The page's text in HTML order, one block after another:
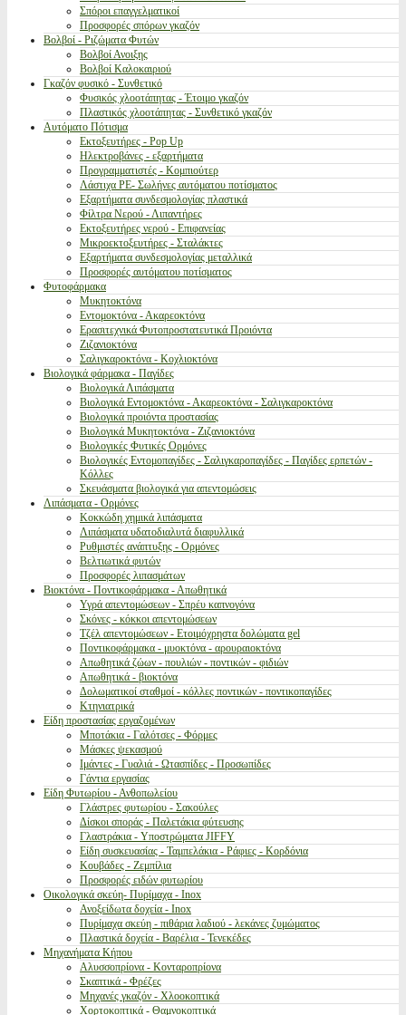
Σπόροι επαγγελματικοί
Προσφορές σπόρων γκαζόν
Βολβοί - Ριζώματα Φυτών
Βολβοί Ανοιξης
Βολβοί Καλοκαιριού
Γκαζόν φυσικό - Συνθετικό
Φυσικός χλοοτάπητας - Έτοιμο γκαζόν
Πλαστικός χλοοτάπητας - Συνθετικό γκαζόν
Αυτόματο Πότισμα
Εκτοξευτήρες - Pop Up
Ηλεκτροβάνες - εξαρτήματα
Προγραμματιστές - Κομπιούτερ
Λάστιχα PE- Σωλήνες αυτόματου ποτίσματος
Εξαρτήματα συνδεσμολογίας πλαστικά
Φίλτρα Νερού - Λιπαντήρες
Εκτοξευτήρες νερού - Επιφανείας
Μικροεκτοξευτήρες - Σταλάκτες
Εξαρτήματα συνδεσμολογίας μεταλλικά
Προσφορές αυτόματου ποτίσματος
Φυτοφάρμακα
Μυκητοκτόνα
Εντομοκτόνα - Ακαρεοκτόνα
Ερασιτεχνικά Φυτοπροστατευτικά Προιόντα
Ζιζανιοκτόνα
Σαλιγκαροκτόνα - Κοχλιοκτόνα
Βιολογικά φάρμακα - Παγίδες
Βιολογικά Λιπάσματα
Βιολογικά Εντομοκτόνα - Ακαρεοκτόνα - Σαλιγκαροκτόνα
Βιολογικά προιόντα προστασίας
Βιολογικά Μυκητοκτόνα - Ζιζανιοκτόνα
Βιολογικές Φυτικές Ορμόνες
Βιολογικές Εντομοπαγίδες - Σαλιγκαροπαγίδες - Παγίδες ερπετών -
Κόλλες
Σκευάσματα βιολογικά για απεντομώσεις
Λιπάσματα - Ορμόνες
Κοκκώδη χημικά λιπάσματα
Λιπάσματα υδατοδιαλυτά διαφυλλικά
Ρυθμιστές ανάπτυξης - Ορμόνες
Βελτιωτικά φυτών
Προσφορές λιπασμάτων
Βιοκτόνα - Ποντικοφάρμακα - Απωθητικά
Υγρά απεντομώσεων - Σπρέυ καπνογόνα
Σκόνες - κόκκοι απεντομώσεων
Τζέλ απεντομώσεων - Ετοιμόχρηστα δολώματα gel
Ποντικοφάρμακα - μυοκτόνα - αρουραιοκτόνα
Απωθητικά ζώων - πουλιών - ποντικών - φιδιών
Απωθητικά - βιοκτόνα
Δολωματικοί σταθμοί - κόλλες ποντικών - ποντικοπαγίδες
Κτηνιατρικά
Είδη προστασίας εργαζομένων
Μποτάκια - Γαλότσες - Φόρμες
Μάσκες ψεκασμού
Ιμάντες - Γυαλιά - Ωτασπίδες - Προσωπίδες
Γάντια εργασίας
Είδη Φυτωρίου - Ανθοπωλείου
Γλάστρες φυτωρίου - Σακούλες
Δίσκοι σποράς - Παλετάκια φύτευσης
Γλαστράκια - Υποστρώματα JIFFY
Είδη συσκευασίας - Ταμπελάκια - Ράφιες - Κορδόνια
Κουβάδες - Ζεμπίλια
Προσφορές ειδών φυτωρίου
Οικολογικά σκεύη- Πυρίμαχα - Inox
Ανοξείδωτα δοχεία - Inox
Πυρίμαχα σκεύη - πιθάρια λαδιού - λεκάνες ζυμώματος
Πλαστικά δοχεία - Βαρέλια - Τενεκέδες
Μηχανήματα Κήπου
Αλυσσοπρίονα - Κονταροπρίονα
Σκαπτικά - Φρέζες
Μηχανές γκαζόν - Χλοοκοπτικά
Χορτοκοπτικά - Θαμνοκοπτικά